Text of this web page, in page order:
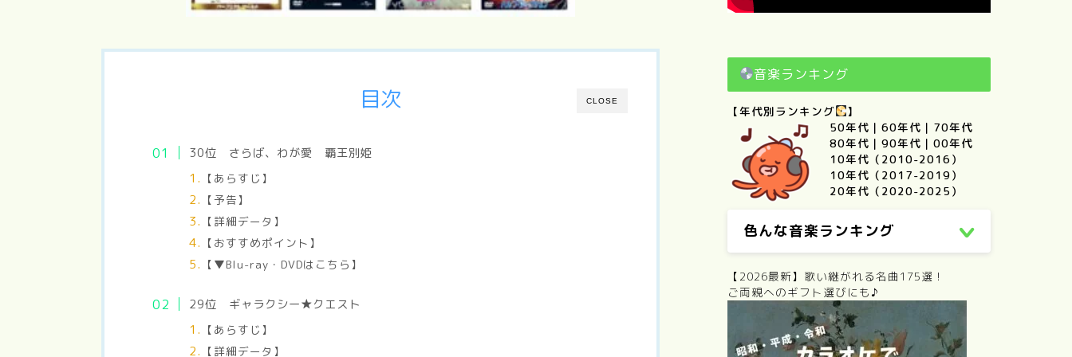
CLOSE
目次
30位 さらば、わが愛 覇王別姫
【あらすじ】
【予告】
【詳細データ】
【おすすめポイント】
【▼Blu-ray・DVDはこちら】
29位 ギャラクシー★クエスト
【あらすじ】
【詳細データ】
音楽ランキング
【年代別ランキング
】
50年代 ｜ 60年代 ｜ 70年代
80年代 ｜ 90年代 ｜ 00年代
10年代（2010-2016）
10年代（2017-2019）
20年代（2020-2025）
色んな音楽ランキング
【2026最新】歌い継がれる名曲175選！
ご両親へのギフト選びにも♪